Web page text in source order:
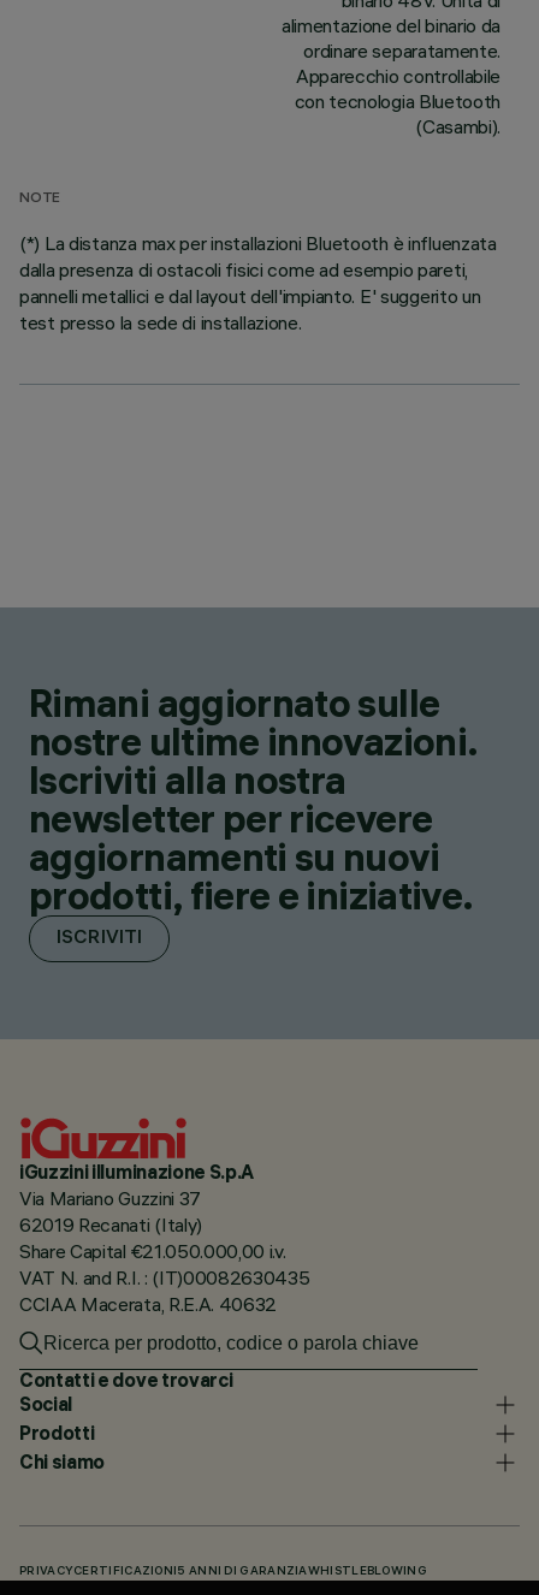
alimentazione del binario da
ordinare separatamente.
Apparecchio controllabile
con tecnologia Bluetooth
(Casambi).
NOTE
(*) La distanza max per installazioni Bluetooth è influenzata
dalla presenza di ostacoli fisici come ad esempio pareti,
pannelli metallici e dal layout dell'impianto. E' suggerito un
test presso la sede di installazione.
Rimani aggiornato sulle
nostre ultime innovazioni.
Iscriviti alla nostra
newsletter per ricevere
aggiornamenti su nuovi
prodotti, fiere e iniziative.
ISCRIVITI
iGuzzini illuminazione S.p.A
Via Mariano Guzzini 37
62019 Recanati (Italy)
Share Capital €21.050.000,00 i.v.
VAT N. and R.I. : (IT)00082630435
CCIAA Macerata, R.E.A. 40632
Contatti e dove trovarci
Social
Prodotti
Chi siamo
PRIVACY CERTIFICAZIONI 5 ANNI DI GARANZIAWHISTLEBLOWING